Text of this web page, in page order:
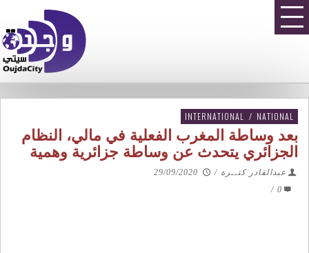
INTERNATIONAL / NATIONAL
بعد وساطة المغرب الفعلية في مالي، النظام
الجزائري يتحدث عن وساطة جزائرية وهمية
عبدالقادر كتــرة /
29/09/2020
0
/